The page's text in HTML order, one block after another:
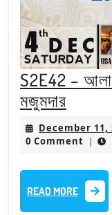
S2E42 –
মজুমদার
–
শিল্পী
শাঁওলি
December 11,
0 Comment |
READ MORE